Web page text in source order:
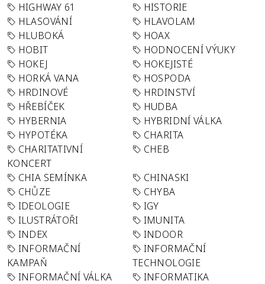
HIGHWAY 61
HISTORIE
HLASOVÁNÍ
HLAVOLAM
HLUBOKÁ
HOAX
HOBIT
HODNOCENÍ VÝUKY
HOKEJ
HOKEJISTÉ
HORKÁ VANA
HOSPODA
HRDINOVÉ
HRDINSTVÍ
HŘEBÍČEK
HUDBA
HYBERNIA
HYBRIDNÍ VÁLKA
HYPOTÉKA
CHARITA
CHARITATIVNÍ
KONCERT
CHEB
CHIA SEMÍNKA
CHINASKI
CHŮZE
CHYBA
IDEOLOGIE
IGY
ILUSTRÁTOŘI
IMUNITA
INDEX
INDOOR
INFORMAČNÍ
KAMPAŇ
INFORMAČNÍ
TECHNOLOGIE
INFORMAČNÍ VÁLKA
INFORMATIKA